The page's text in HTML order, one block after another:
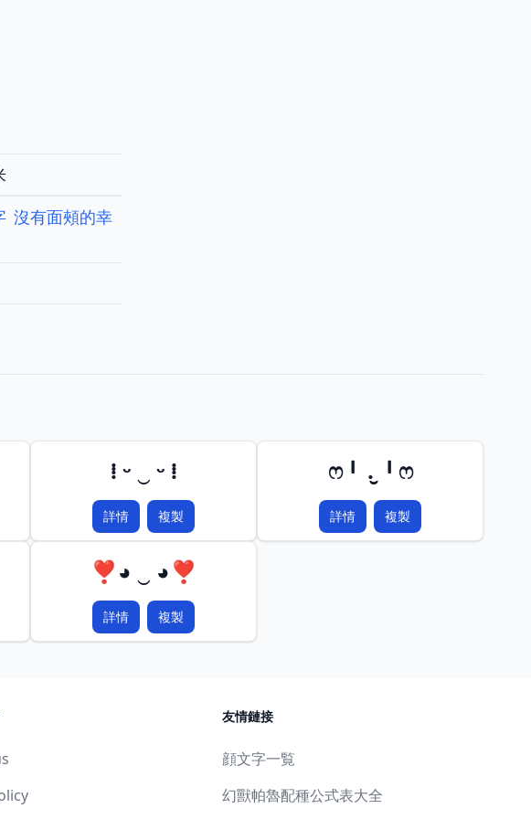
沒有面頰的幸
⁞ ᵕ ‿ ᵕ ⁞
詳情 複製
ෆ╹ .̮ ╹ෆ
詳情 複製
❣◕ ‿ ◕❣
詳情 複製
友情鏈接
顔文字一覧
幻獸帕魯配種公式表大全